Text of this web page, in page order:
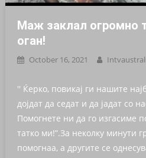
Маж заклал огромно
оган!
October 16, 2021
′′ Ќерко, повикај ги нашите
дојдат да седат и да јадат со
Помогнете ни да го изгасиме
татко ми!”.За неколку минути
помогнаа, а другите се